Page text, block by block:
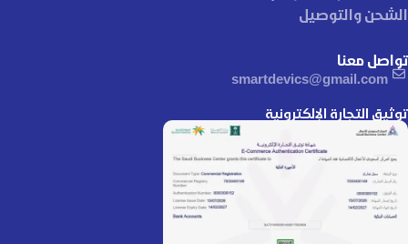
الشحن والتوصيل
تواصل معنا
smartdevics@gmail.com
توثيق التجارة الإلكترونية